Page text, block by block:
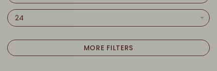
24
MORE FILTERS